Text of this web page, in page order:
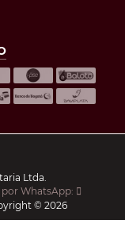
Ltda.
WhatsApp:
© 2026